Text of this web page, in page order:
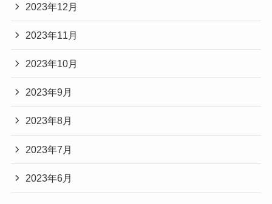
2023年12月
2023年11月
2023年10月
2023年9月
2023年8月
2023年7月
2023年6月